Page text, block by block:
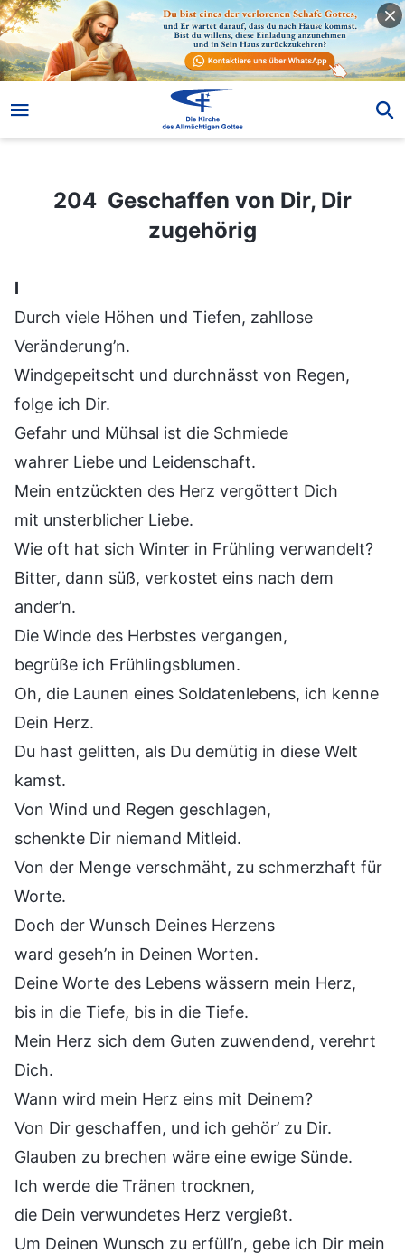
204 Geschaffen von Dir, Dir zugehörig
204 Geschaffen von Dir, Dir
zugehörig
I
Durch viele Höhen und Tiefen, zahllose
Veränderung’n.
Windgepeitscht und durchnässt von Regen,
folge ich Dir.
Gefahr und Mühsal ist die Schmiede
wahrer Liebe und Leidenschaft.
Mein entzückten des Herz vergöttert Dich
mit unsterblicher Liebe.
Wie oft hat sich Winter in Frühling verwandelt?
Bitter, dann süß, verkostet eins nach dem
ander’n.
Die Winde des Herbstes vergangen,
begrüße ich Frühlingsblumen.
Oh, die Launen eines Soldatenlebens, ich kenne
Dein Herz.
Du hast gelitten, als Du demütig in diese Welt
kamst.
Von Wind und Regen geschlagen,
schenkte Dir niemand Mitleid.
Von der Menge verschmäht, zu schmerzhaft für
Worte.
Doch der Wunsch Deines Herzens
ward geseh’n in Deinen Worten.
Deine Worte des Lebens wässern mein Herz,
bis in die Tiefe, bis in die Tiefe.
Mein Herz sich dem Guten zuwendend, verehrt
Dich.
Wann wird mein Herz eins mit Deinem?
Von Dir geschaffen, und ich gehör’ zu Dir.
Glauben zu brechen wäre eine ewige Sünde.
Ich werde die Tränen trocknen,
die Dein verwundetes Herz vergießt.
Um Deinen Wunsch zu erfüll’n, gebe ich Dir mein